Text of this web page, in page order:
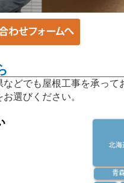
どでも屋根工事を承って
選びください。